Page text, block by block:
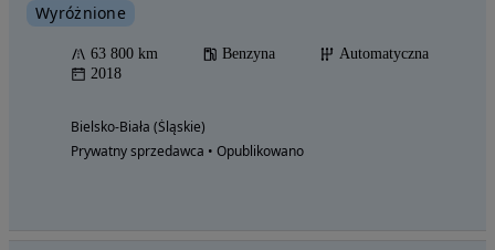
Wyróżnione
63 800 km Benzyna
Automatyczna
2018
Bielsko-Biała (Śląskie)
Prywatny sprzedawca • Opublikowano